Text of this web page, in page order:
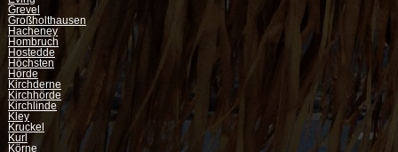
Grevel
Großholthausen
Hacheney
Hombruch
Hostedde
Höchsten
Hörde
Kirchderne
Kirchhörde
Kirchlinde
Kley
Kruckel
Kurl
Körne